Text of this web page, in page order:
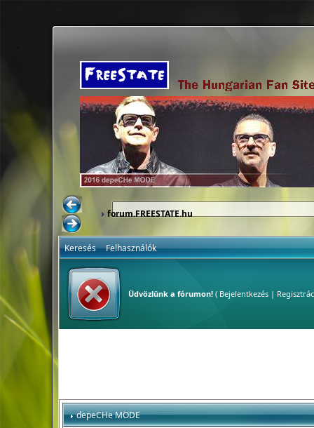
forum.FREESTATE.hu
Keresés Felhasználók
Üdvözlünk a fórumon!( Bejelentkezés|
depeCHe MODE